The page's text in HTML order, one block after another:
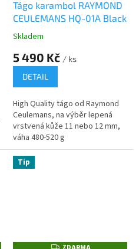
A
R
Tágo karambol RAYMOND
CEULEMANS HQ-01A Black
Skladem
5 490 Kč / ks
DETAIL
High Quality tágo od Raymond
Ceulemans, na výběr lepená
vrstvená kůže 11 nebo 12 mm,
váha 480-520 g
Tip
Z